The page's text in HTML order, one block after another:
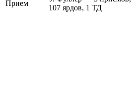
Прием
107 ярдов, 1 ТД